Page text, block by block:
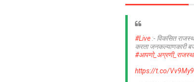
#Live :- विकसित
करता जनकल्याणकारी
https://t.co/